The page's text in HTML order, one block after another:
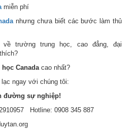
miễn phí
nhưng chưa biết các bước làm thủ
trường trung học, cao đẳng, đại
học Canadacao nhất?
ngay với chúng tôi:
đường sự nghiệp!
Hotline: 0908 345 887